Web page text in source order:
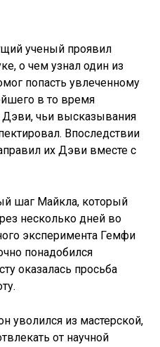
ученый проявил
о чем узнал один из
попасть увлеченному
в то время
чьи высказывания
Впоследствии
их Дэви вместе с
шаг Майкла, который
несколько дней во
эксперимента Гемфи
понадобился
оказалась просьба
уволился из мастерской,
от научной